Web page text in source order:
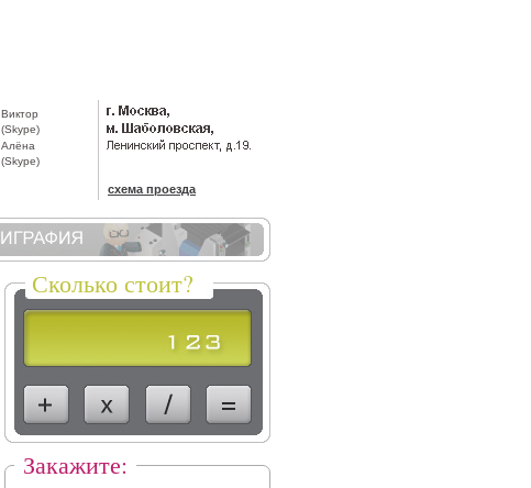
Виктор
(Skype)
Алёна
(Skype)
схема проезда
Сколько стоит?
Закажите: